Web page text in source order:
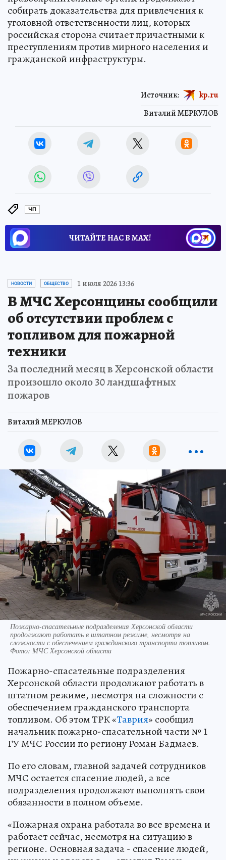
собирать доказательства для привлечения к
уголовной ответственности лиц, которых
российская сторона считает причастными к
преступлениям против мирного населения и
гражданской инфраструктуры.
Виталий МЕРКУЛОВ
Источник: kp.ru
ЧП
ЧИТАЙТЕ НАС В МАХ!
НОВОСТИ ОБЩЕСТВО 1 июля 2026 13:36
В МЧС Херсонщины сообщили
об отсутствии проблем с
топливом для пожарной
техники
За последний месяц в Херсонской области
произошло около 30 ландшафтных
пожаров
Виталий МЕРКУЛОВ
Пожарно-спасательные подразделения Херсонской области
продолжают работать в штатном режиме, несмотря на
сложности с обеспечением гражданского транспорта топливом.
Фото: МЧС Херсонской области
Пожарно-спасательные подразделения
Херсонской области продолжают работать в
штатном режиме, несмотря на сложности с
обеспечением гражданского транспорта
топливом. Об этом ТРК «Таврия» сообщил
начальник пожарно-спасательной части № 1
ГУ МЧС России по региону Роман Бадмаев.
По его словам, главной задачей сотрудников
МЧС остается спасение людей, а все
подразделения продолжают выполнять свои
обязанности в полном объеме.
«Пожарная охрана работала во все времена и
работает сейчас, несмотря на ситуацию в
регионе. Основная задача - спасение людей,